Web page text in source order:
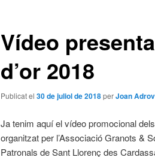
Vídeo
d’or 2018
Publicat el 30 de juliol de 2018perJoan
Ja tenim aquí el vídeo promocional
organitzat per l’Associació Granots &
Patronals de Sant Llorenç des